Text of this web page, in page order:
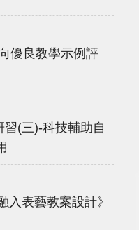
優良教學示例評
(三)-科技輔助自
入表藝教案設計》